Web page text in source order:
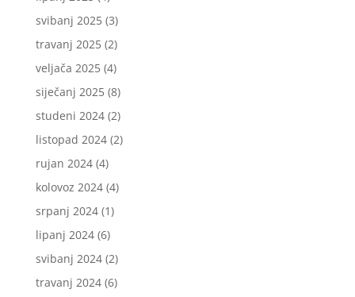
svibanj 2025(3)
travanj 2025(2)
veljača 2025(4)
siječanj 2025(8)
studeni 2024(2)
listopad 2024(2)
rujan 2024(4)
kolovoz 2024(4)
srpanj 2024(1)
lipanj 2024(6)
svibanj 2024(2)
travanj 2024(6)